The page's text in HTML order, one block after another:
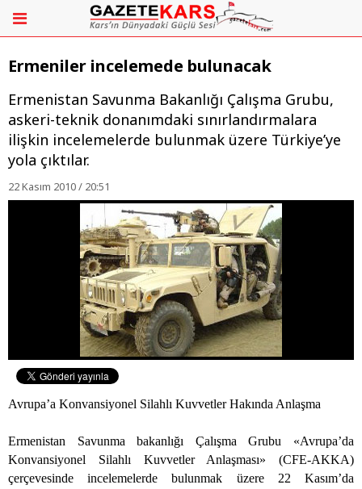
Ermeniler incelemede bulunacak
Ermenistan Savunma Bakanlığı Çalışma Grubu,
askeri-teknik donanımdaki sınırlandırmalara
ilişkin incelemelerde bulunmak üzere Türkiye’ye
yola çıktılar.
22 Kasım 2010 / 20:51
Avrupa’a Konvansiyonel Silahlı Kuvvetler Hakında Anlaşma
Ermenistan Savunma bakanlığı Çalışma Grubu «Avrupa’da
Konvansiyonel Silahlı Kuvvetler Anlaşması» (CFE-AKKA)
çerçevesinde incelemelerde bulunmak üzere 22 Kasım’da